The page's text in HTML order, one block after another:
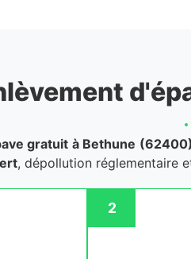
gratuit à Bethune (62400)
, dépollution réglementaire
2